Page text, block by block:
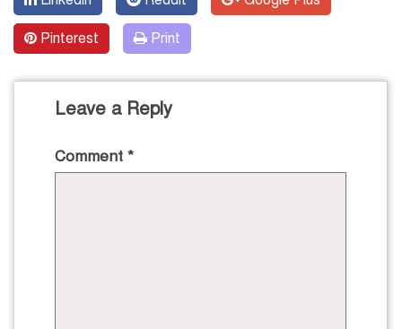
Pinterest Print
Leave a Reply
Comment *